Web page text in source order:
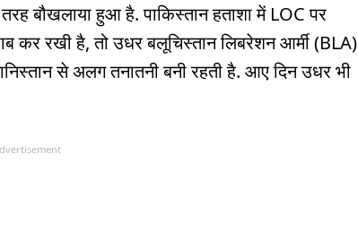
बौखलाया हुआ है. पाकिस्तान हताशा में LOC पर
कर रखी है, तो उधर बलूचिस्तान लिबरेशन आर्मी (BLA)
से अलग तनातनी बनी रहती है. आए दिन उधर भी